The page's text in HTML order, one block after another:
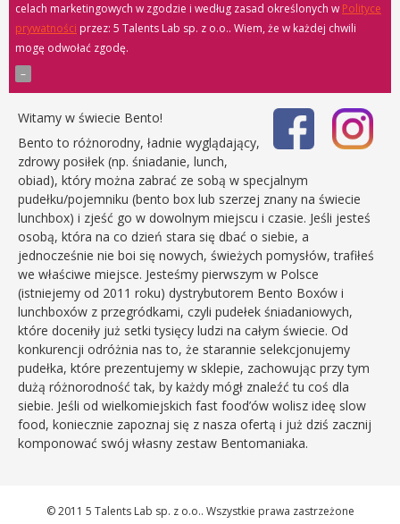
celach marketingowych w zgodzie i według zasad określonych w Polityce
prywatności
przez: 5 Talents Lab sp. z o.o.. Wiem, że w każdej chwili
mogę odwołać zgodę.
Witamy w świecie Bento!
Bento to różnorodny, ładnie wyglądający,
zdrowy posiłek (np. śniadanie, lunch,
obiad), który można zabrać ze sobą w specjalnym
pudełku/pojemniku (bento box lub szerzej znany na świecie
lunchbox) i zjeść go w dowolnym miejscu i czasie. Jeśli jesteś
osobą, która na co dzień stara się dbać o siebie, a
jednocześnie nie boi się nowych, świeżych pomysłów, trafiłeś
we właściwe miejsce. Jesteśmy pierwszym w Polsce
(istniejemy od 2011 roku) dystrybutorem Bento Boxów i
lunchboxów z przegródkami, czyli pudełek śniadaniowych,
które doceniły już setki tysięcy ludzi na całym świecie. Od
konkurencji odróżnia nas to, że starannie selekcjonujemy
pudełka, które prezentujemy w sklepie, zachowując przy tym
dużą różnorodność tak, by każdy mógł znaleźć tu coś dla
siebie. Jeśli od wielkomiejskich fast food’ów wolisz ideę slow
food, koniecznie zapoznaj się z nasza ofertą i już dziś zacznij
komponować swój własny zestaw Bentomaniaka.
© 2011 5 Talents Lab sp. z o.o.. Wszystkie prawa zastrzeżone